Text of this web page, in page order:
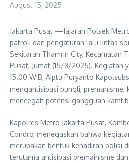
August 15, 2025
Jakarta Pusat —Jajaran Polsek
patroli dan pengaturan lalu lintas
Sekitaran Thamrin City, Kecamatan
Pusat, Jumat (15/8/2025). Kegiatan
15.00 WIB, Aiptu Puryanto
mengantisipasi pungli, premanisme,
mencegah potensi gangguan
Kapolres Metro Jakarta Pusat,
Condro, menegaskan bahwa
merupakan bentuk kehadiran polisi
terutama antisipasi premainisme